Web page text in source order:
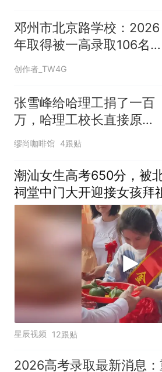
邓州市北京路学校：2026
年取得被一高录取106名
的好成绩
创作者_TW4G
张雪峰给哈理工捐了一百
万，哈理工校长直接原谅
了张雪峰当年的事
缪尚咖啡馆 4跟贴
潮汕女生高考650分，被
祠堂中门大开迎接女孩拜
星辰视频 12跟贴
2026高考录取最新消息